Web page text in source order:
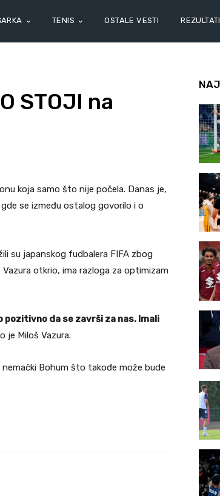
TENIS OSTALE VESTI
STOJI na
koja samo što nije počela. Danas je,
se između ostalog govorilo i o
su japanskog fudbalera FIFA zbog
otkrio, ima razloga za optimizam
pozitivno da se završi za nas. Imali
je Miloš Vazura.
Bohum što takođe može bude